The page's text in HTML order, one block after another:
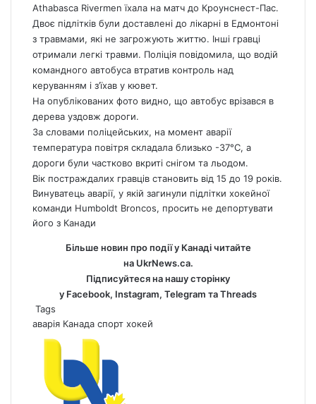
Athabasca Rivermen їхала на матч до Кроунснест-Пас.
Двоє підлітків були доставлені до лікарні в Едмонтоні
з травмами, які не загрожують життю. Інші гравці
отримали легкі травми. Поліція повідомила, що водій
командного автобуса втратив контроль над
керуванням і з’їхав у кювет.
На опублікованих фото видно, що автобус врізався в
дерева уздовж дороги.
За словами поліцейських, на момент аварії
температура повітря складала близько -37°C, а
дороги були частково вкриті снігом та льодом.
Вік постраждалих гравців становить від 15 до 19 років.
Винуватець аварії, у якій загинули підлітки хокейної
команди Humboldt Broncos, просить не депортувати
його з Канади
Більше новин про події у Канаді читайте
на UkrNews.ca.
Підписуйтеся на нашу сторінку
у Facebook, Instagram, Telegram таThreads
Tags
аварія Канада спорт хокей